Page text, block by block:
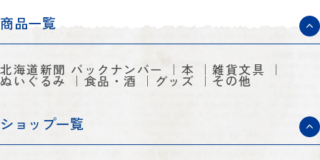
商品一覧
北海道新聞 バックナンバー 本 雑貨文具
ぬいぐるみ 食品・酒 グッズ その他
ショップ一覧